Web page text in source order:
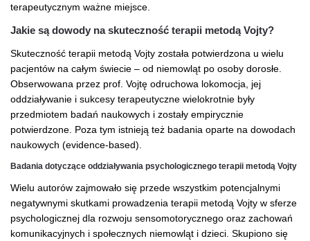
terapeutycznym ważne miejsce.
Jakie są dowody na skuteczność terapii metodą Vojty?
Skuteczność terapii metodą Vojty została potwierdzona u wielu
pacjentów na całym świecie – od niemowląt po osoby dorosłe.
Obserwowana przez prof. Vojtę odruchowa lokomocja, jej
oddziaływanie i sukcesy terapeutyczne wielokrotnie były
przedmiotem badań naukowych i zostały empirycznie
potwierdzone. Poza tym istnieją też badania oparte na dowodach
naukowych (evidence-based).
Badania dotyczące oddziaływania psychologicznego terapii metodą Vojty
Wielu autorów zajmowało się przede wszystkim potencjalnymi
negatywnymi skutkami prowadzenia terapii metodą Vojty w sferze
psychologicznej dla rozwoju sensomotorycznego oraz zachowań
komunikacyjnych i społecznych niemowląt i dzieci. Skupiono się